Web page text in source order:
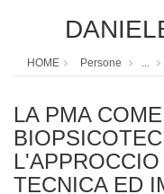
HOME Persone ...
LA PMA COME
TECNICA ED